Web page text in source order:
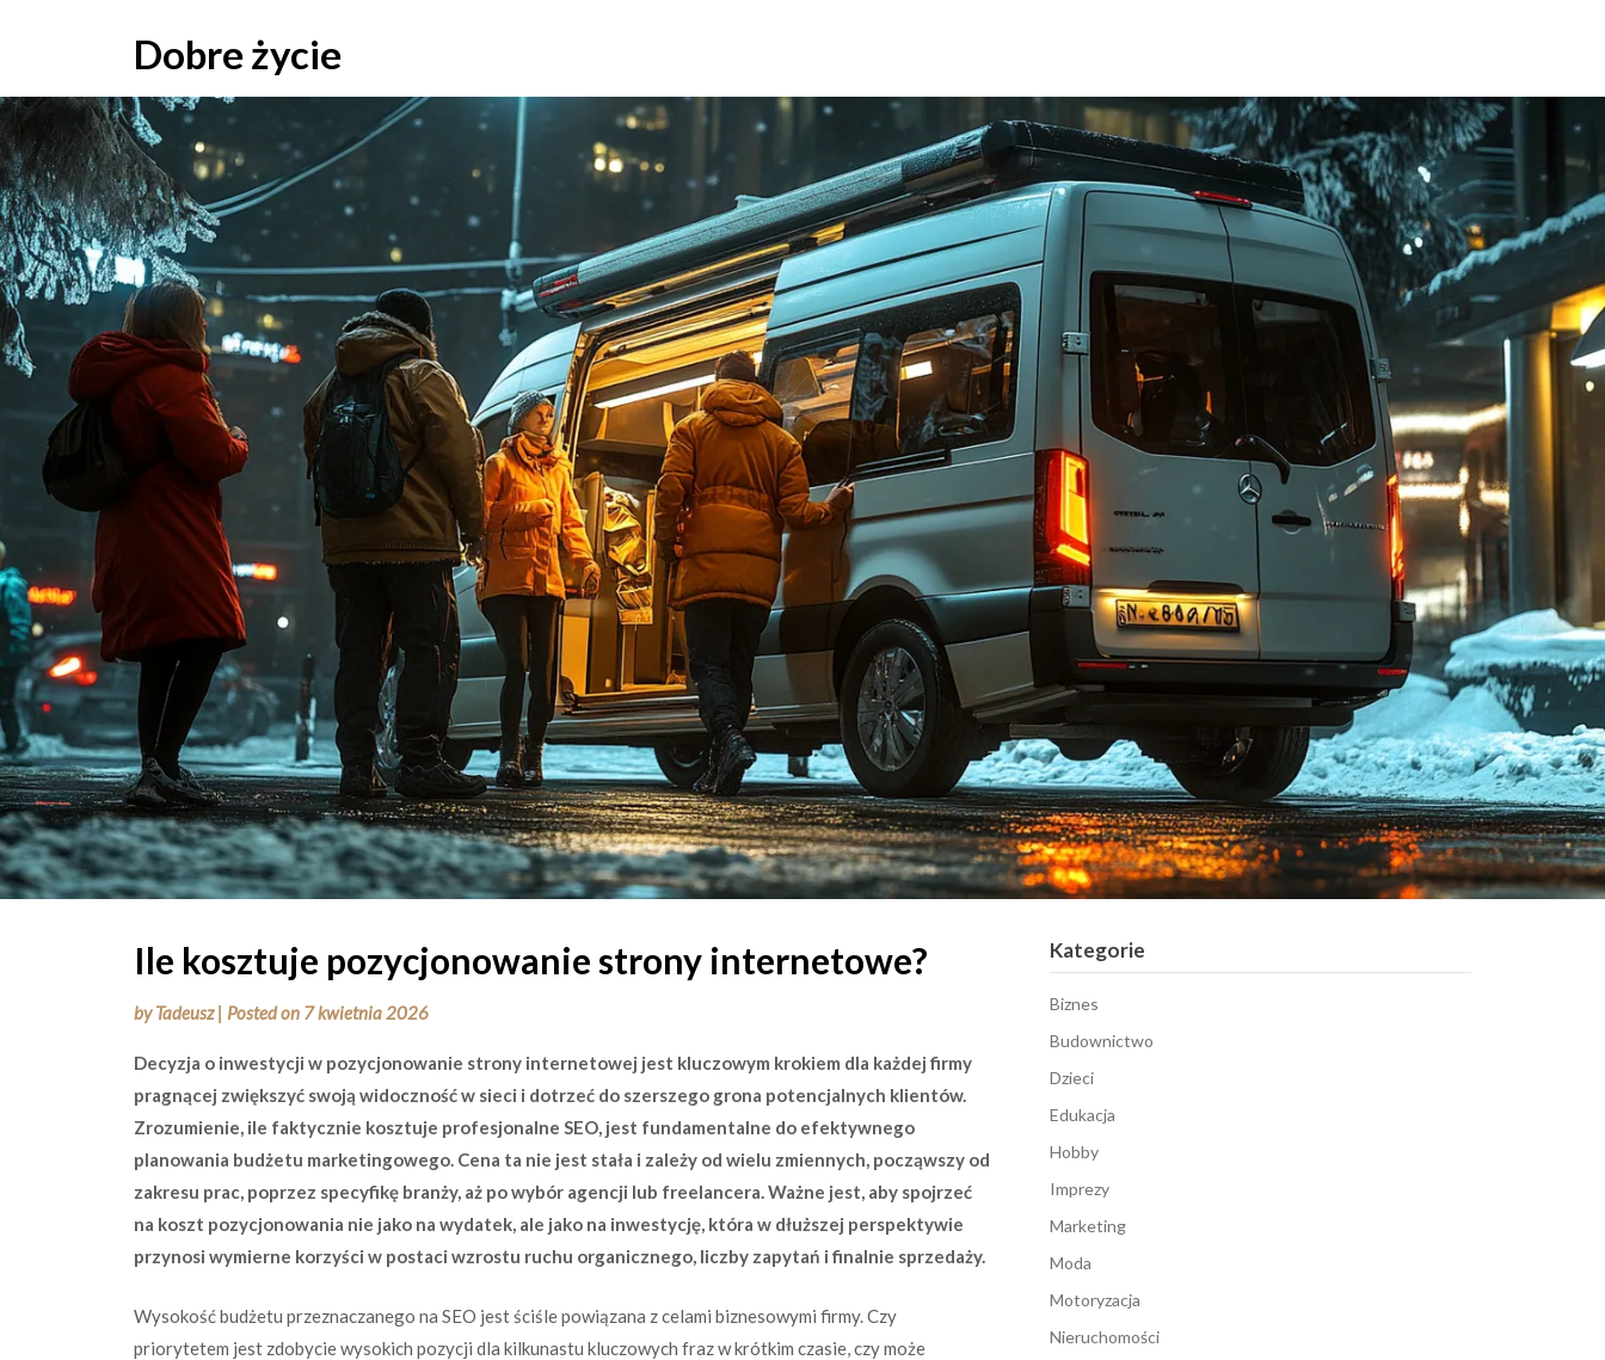
Dobre życie
Ile kosztuje pozycjonowanie strony internetowe?
byTadeusz | Posted on 7 kwietnia 2026
Decyzja o inwestycji w pozycjonowanie strony internetowej jest kluczowym krokiem dla każdej firmy
pragnącej zwiększyć swoją widoczność w sieci i dotrzeć do szerszego grona potencjalnych klientów.
Zrozumienie, ile faktycznie kosztuje profesjonalne SEO, jest fundamentalne do efektywnego
planowania budżetu marketingowego. Cena ta nie jest stała i zależy od wielu zmiennych, począwszy od
zakresu prac, poprzez specyfikę branży, aż po wybór agencji lub freelancera. Ważne jest, aby spojrzeć
na koszt pozycjonowania nie jako na wydatek, ale jako na inwestycję, która w dłuższej perspektywie
przynosi wymierne korzyści w postaci wzrostu ruchu organicznego, liczby zapytań i finalnie sprzedaży.
Wysokość budżetu przeznaczanego na SEO jest ściśle powiązana z celami biznesowymi firmy. Czy
priorytetem jest zdobycie wysokich pozycji dla kilkunastu kluczowych fraz w krótkim czasie, czy może
Kategorie
Biznes
Budownictwo
Dzieci
Edukacja
Hobby
Imprezy
Marketing
Moda
Motoryzacja
Nieruchomości